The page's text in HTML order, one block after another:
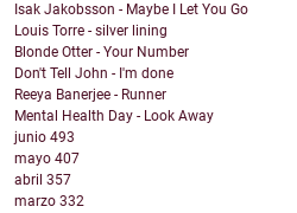
Isak Jakobsson - Maybe I Let You Go
Louis Torre - silver lining
Blonde Otter - Your Number
Don't Tell John - I'm done
Reeya Banerjee - Runner
Mental Health Day - Look Away
junio 493
mayo 407
abril 357
marzo 332